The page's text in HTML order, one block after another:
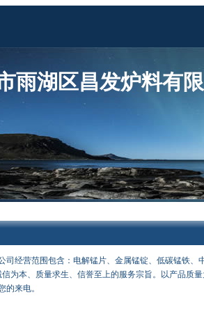
雨湖区昌发炉料有
司经营范围包含：电解锰片、金属锰锭、低碳锰铁
信为本、质量求生、信誉至上的服务宗旨。以产品质
的来电。